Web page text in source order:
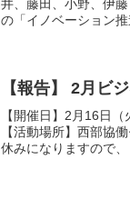
井、藤田、小野、伊
の「イノベーション
【報告】 2月ビ
【開催日】2月16日
【活動場所】西部
休みになりますので